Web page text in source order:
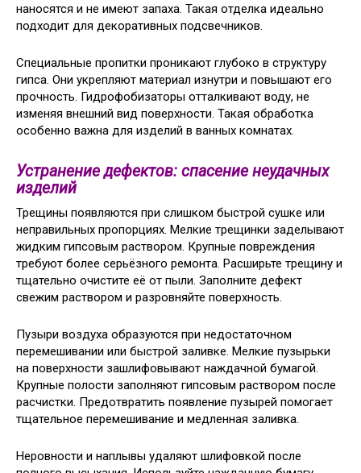
наносятся и не имеют запаха. Такая отделка идеально
подходит для декоративных подсвечников.
Специальные пропитки проникают глубоко в структуру
гипса. Они укрепляют материал изнутри и повышают его
прочность. Гидрофобизаторы отталкивают воду, не
изменяя внешний вид поверхности. Такая обработка
особенно важна для изделий в ванных комнатах.
Устранение дефектов: спасение неудачных
изделий
Трещины появляются при слишком быстрой сушке или
неправильных пропорциях. Мелкие трещинки заделывают
жидким гипсовым раствором. Крупные повреждения
требуют более серьёзного ремонта. Расширьте трещину и
тщательно очистите её от пыли. Заполните дефект
свежим раствором и разровняйте поверхность.
Пузыри воздуха образуются при недостаточном
перемешивании или быстрой заливке. Мелкие пузырьки
на поверхности зашлифовывают наждачной бумагой.
Крупные полости заполняют гипсовым раствором после
расчистки. Предотвратить появление пузырей помогает
тщательное перемешивание и медленная заливка.
Неровности и наплывы удаляют шлифовкой после